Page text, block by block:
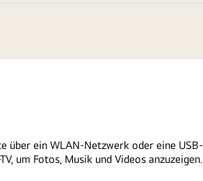
über ein WLAN-Netzwerk oder eine USB-
um Fotos, Musik und Videos anzuzeigen.